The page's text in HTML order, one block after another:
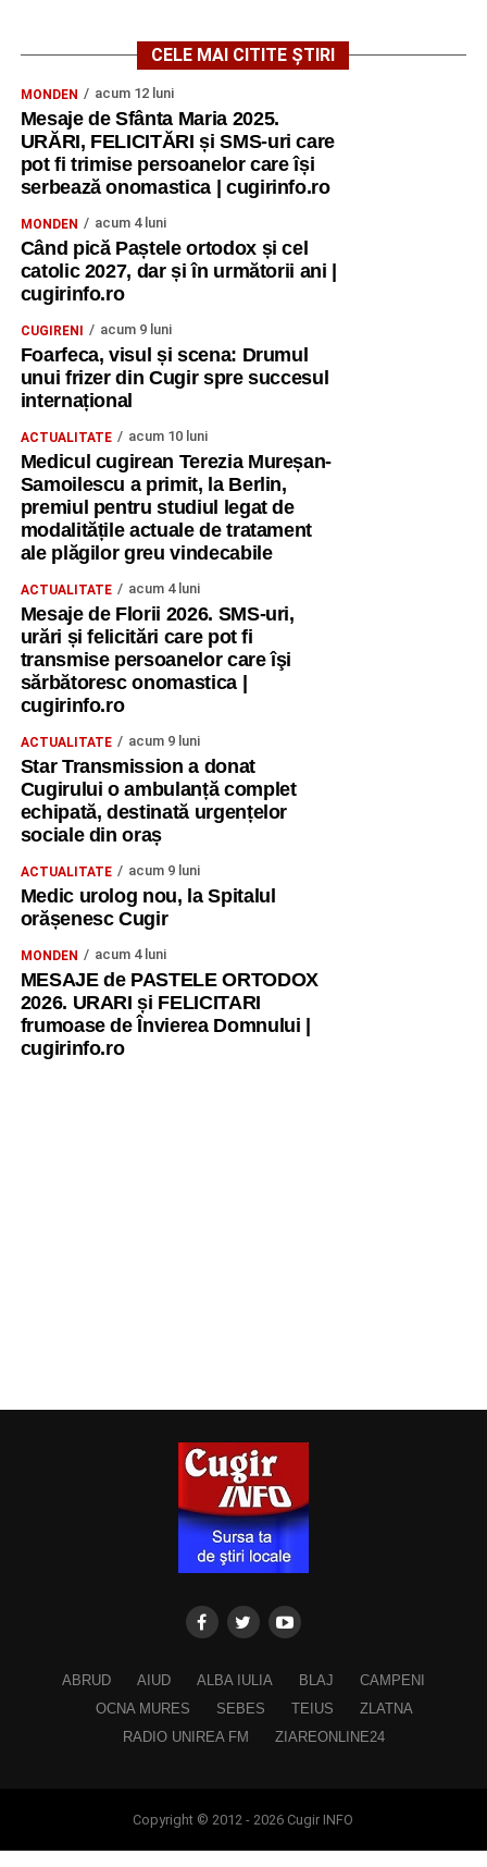
CELE MAI CITITE ȘTIRI
MONDEN acum 12 luni
Mesaje de Sfânta Maria 2025.
URĂRI, FELICITĂRI și SMS-uri care
pot fi trimise persoanelor care își
serbează onomastica | cugirinfo.ro
MONDEN acum 4 luni
Când pică Paștele ortodox și cel
catolic 2027, dar și în următorii ani |
cugirinfo.ro
CUGIRENI acum 9 luni
Foarfeca, visul și scena: Drumul
unui frizer din Cugir spre succesul
internațional
ACTUALITATE acum 10 luni
Medicul cugirean Terezia Mureșan-
Samoilescu a primit, la Berlin,
premiul pentru studiul legat de
modalitățile actuale de tratament
ale plăgilor greu vindecabile
ACTUALITATE acum 4 luni
Mesaje de Florii 2026. SMS-uri,
urări și felicitări care pot fi
transmise persoanelor care îşi
sărbătoresc onomastica |
cugirinfo.ro
ACTUALITATE acum 9 luni
Star Transmission a donat
Cugirului o ambulanță complet
echipată, destinată urgențelor
sociale din oraș
ACTUALITATE acum 9 luni
Medic urolog nou, la Spitalul
orășenesc Cugir
MONDEN acum 4 luni
MESAJE de PASTELE ORTODOX
2026. URARI și FELICITARI
frumoase de Învierea Domnului |
cugirinfo.ro
ABRUD AIUD ALBA IULIA BLAJ
CAMPENI
OCNA MURES
SEBES TEIUS
ZLATNA
RADIO UNIREA FM
ZIAREONLINE24
Copyright © 2012 - 2026 Cugir INFO